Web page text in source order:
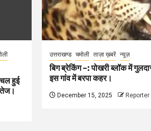
हुई
तेज।
उत्तराखण्ड चमोली ताज़ा ख़बरें न्यूज़
बिग ब्रेकिंग –: पोखरी ब्लॉक में
इस गांव में बरपा कहर।
December 15, 2025 Reporter